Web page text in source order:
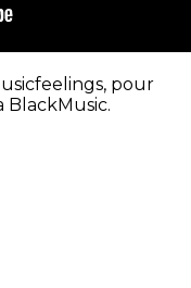
pour
BlackMusic.